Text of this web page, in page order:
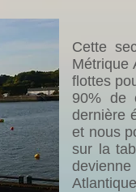
Cette
Métrique
flottes
90% de
dernière
et nous
sur la